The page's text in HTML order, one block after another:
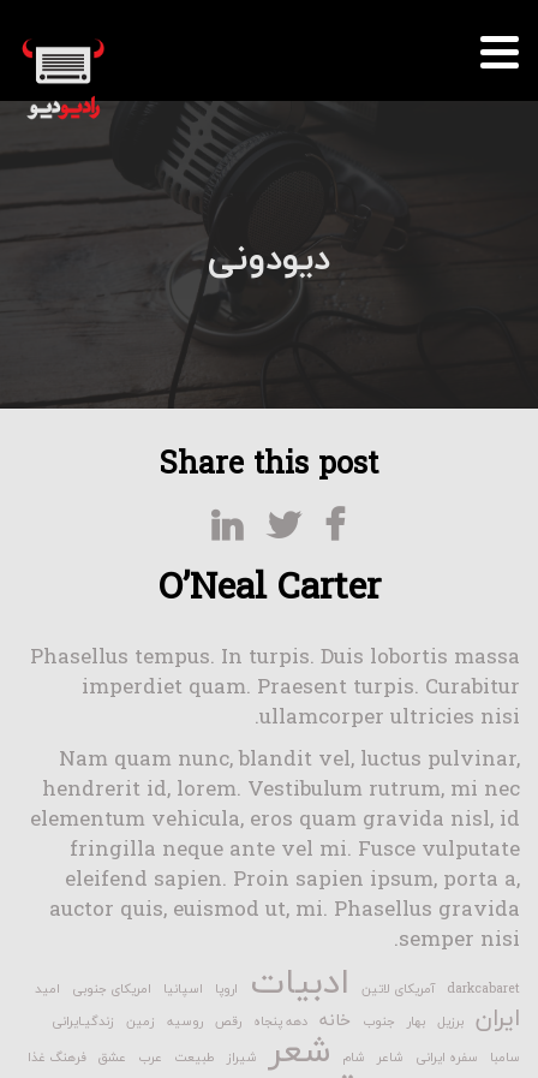
دیودونی
Share this post
O’Neal Carter
Phasellus tempus. In turpis. Duis lobortis massa
imperdiet quam. Praesent turpis. Curabitur
ullamcorper ultricies nisi.
Nam quam nunc, blandit vel, luctus pulvinar,
hendrerit id, lorem. Vestibulum rutrum, mi nec
elementum vehicula, eros quam gravida nisl, id
fringilla neque ante vel mi. Fusce vulputate
eleifend sapien. Proin sapien ipsum, porta a,
auctor quis, euismod ut, mi. Phasellus gravida
semper nisi.
darkcabaret آمریکای لاتین ادبیات اروپا اسپانیا امریکای جنوبی امید
ایران برزیل بهار جنوب خانه دهه پنجاه رقص روسیه زمین
زندگیـایرانی
سامبا
سفره ایرانی شاعر شام شعر شیراز طبیعت عرب عشق
فرهنگ غذا